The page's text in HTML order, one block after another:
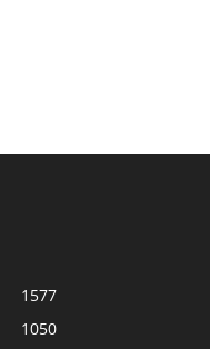
1577
1050